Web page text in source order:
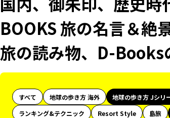
BOOKS 旅の名言＆絶
旅の読み物、D-Books
すべて 地球の歩き方 海外 地球の歩き方 Jシリ
ランキング&テクニック
Resort Style 島旅